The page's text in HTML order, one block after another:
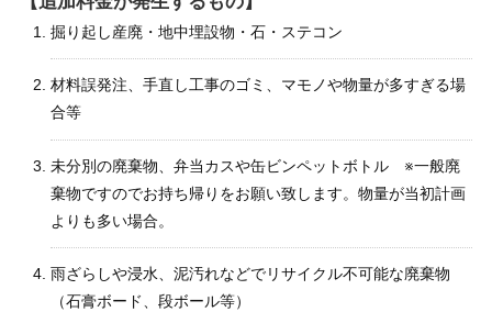
掘り起し産廃・地中埋設物・石・ステコン
材料誤発注、手直し工事のゴミ、マモノや物量が多すぎる場
合等
未分別の廃棄物、弁当カスや缶ビンペットボトル ※一般廃
棄物ですのでお持ち帰りをお願い致します。物量が当初計画
よりも多い場合。
雨ざらしや浸水、泥汚れなどでリサイクル不可能な廃棄物
（石膏ボード、段ボール等）